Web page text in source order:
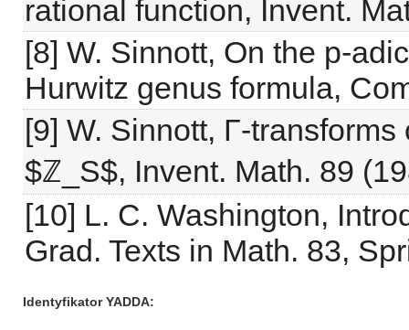
rational function, Invent.
[8] W. Sinnott, On the p-
Hurwitz genus formula,
[9] W. Sinnott, Γ-
$ℤ_S$, Invent. Math. 89
[10] L. C. Washington,
Grad. Texts in Math. 83,
Identyfikator YADDA